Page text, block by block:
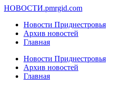
НОВОСТИ.pmrgid.com
Новости Приднестровья
Архив новостей
Главная
Новости Приднестровья
Архив новостей
Главная